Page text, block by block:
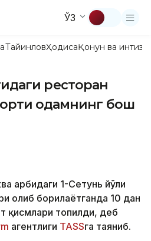
ЎЗ
ТайинловҲодисаҚонун ва
ресторан
одамнинг бош
ғарбидаги 1-Сетунь йўли
олиб борилаётганда 10 дан
қисмлари топилди, деб
агентлиги ТАSSга таяниб.